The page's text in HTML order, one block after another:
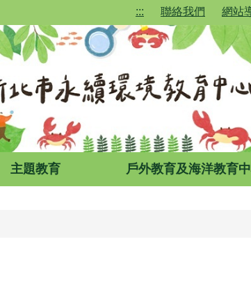
::: 聯絡我們 網站
主題教育 戶外教育及海洋教育